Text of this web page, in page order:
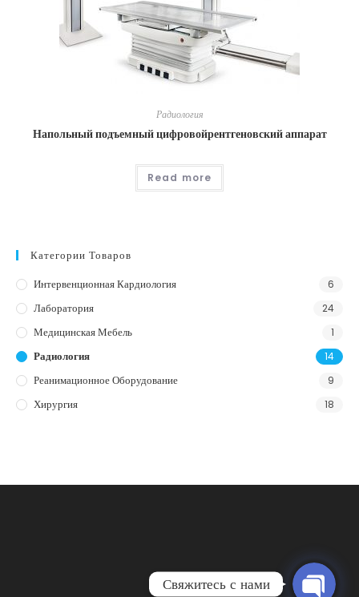
Радиология
Напольный подъемный цифровойрентгеновский аппарат
Read more
Категории Товаров
Интервенционная Кардиология
6
Лаборатория 24
Медицинская Мебель 1
Радиология 14
Реанимационное Оборудование 9
Хирургия 18
Свяжитесь с нами